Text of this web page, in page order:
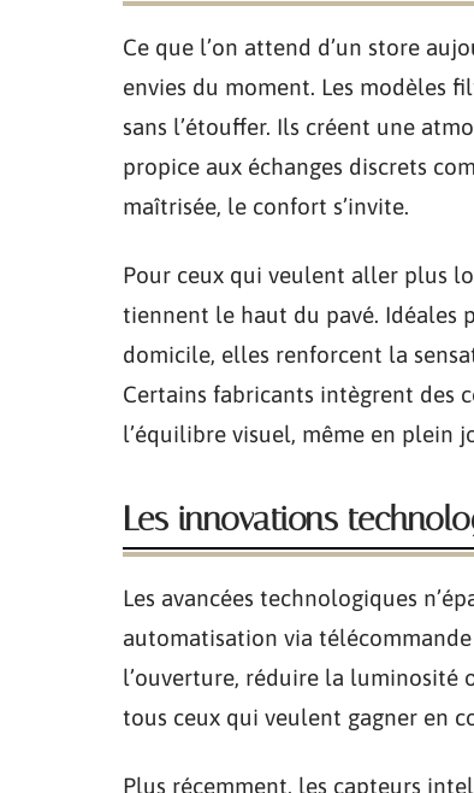
Ce que l’on attend d’un store
envies du moment. Les modèles
sans l’étouffer. Ils créent une
propice aux échanges discrets
maîtrisée, le confort s’invite.
Pour ceux qui veulent aller plus
tiennent le haut du pavé. Idéales
domicile, elles renforcent la
Certains fabricants intègrent des
l’équilibre visuel, même en plein
Les innovations
Les avancées technologiques
automatisation via
l’ouverture, réduire la luminosité
tous ceux qui veulent gagner en
Plus récemment, les capteurs